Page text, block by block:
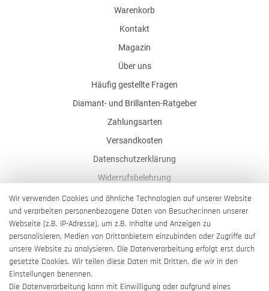
Warenkorb
Kontakt
Magazin
Über uns
Häufig gestellte Fragen
Diamant- und Brillanten-Ratgeber
Zahlungsarten
Versandkosten
Datenschutzerklärung
Widerrufsbelehrung
AGB
Impressum
Barrierefreiheitserklärung
Wir verwenden Cookies und ähnliche Technologien auf unserer Website
und verarbeiten personenbezogene Daten von Besucher:innen unserer
Webseite (z.B. IP-Adresse), um z.B. Inhalte und Anzeigen zu
personalisieren, Medien von Drittanbietern einzubinden oder Zugriffe auf
unsere Website zu analysieren. Die Datenverarbeitung erfolgt erst durch
gesetzte Cookies. Wir teilen diese Daten mit Dritten, die wir in den
Einstellungen benennen.
Die Datenverarbeitung kann mit Einwilligung oder aufgrund eines